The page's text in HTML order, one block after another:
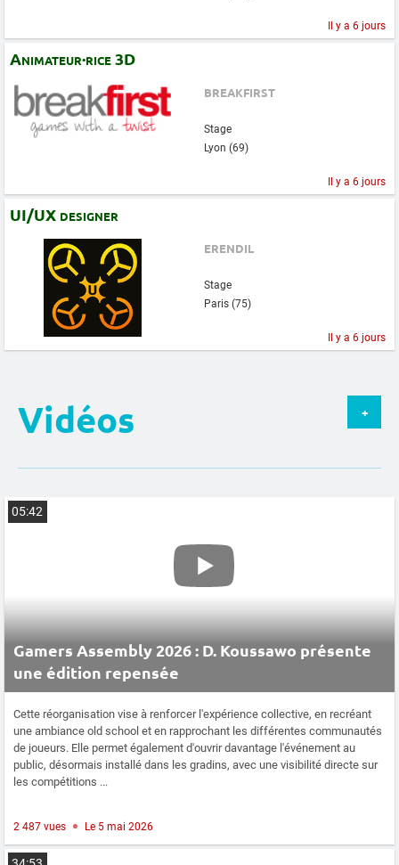
Il y a 6 jours
Animateur·rice 3D
BREAKFIRST
Stage
Lyon (69)
Il y a 6 jours
UI/UX designer
ERENDIL
Stage
Paris (75)
Il y a 6 jours
+
Vidéos
Gamers Assembly 2026 : D. Koussawo présente
une édition repensée
05:42
Cette réorganisation vise à renforcer l'expérience collective, en recréant
une ambiance old school et en rapprochant les différentes communautés
de joueurs. Elle permet également d'ouvrir davantage l'événement au
public, désormais installé dans les gradins, avec une visibilité directe sur
les compétitions ...
2 487 vues Le 5 mai 2026